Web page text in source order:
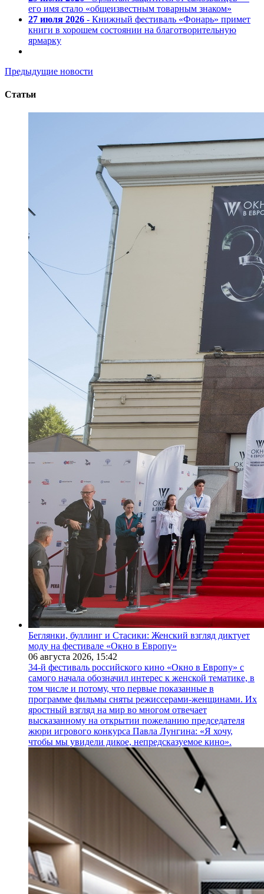
его имя стало «общеизвестным товарным знаком»
27 июля 2026 - Книжный фестиваль «Фонарь» примет
книги в хорошем состоянии на благотворительную
ярмарку
Предыдущие новости
Статьи
Беглянки, буллинг и Стасики: Женский взгляд диктует
моду на фестивале «Окно в Европу»
06 августа 2026, 15:42
34-й фестиваль российского кино «Окно в Европу» с
самого начала обозначил интерес к женской тематике, в
том числе и потому, что первые показанные в
программе фильмы сняты режиссерами-женщинами. Их
яростный взгляд на мир во многом отвечает
высказанному на открытии пожеланию председателя
жюри игрового конкурса Павла Лунгина: «Я хочу,
чтобы мы увидели дикое, непредсказуемое кино».